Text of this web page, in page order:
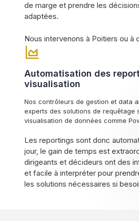
de marge et prendre les
adaptées.
Nous intervenons à Poitiers ou à
Automatisation des
visualisation
Nos contrôleurs de gestion et data
experts des solutions de requêtage
visualisation de données comme
Les reportings sont donc
jour, le gain de temps est
dirigeants et décideurs ont des
et facile à interpréter pour
les solutions nécessaires si